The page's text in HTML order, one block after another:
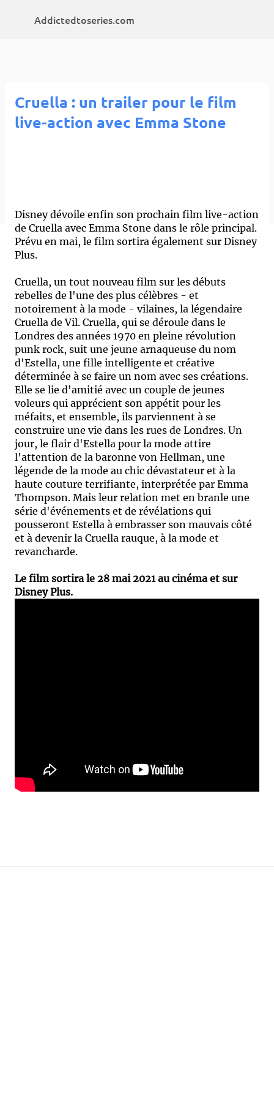
Accéder au contenu principal
Addictedtoseries.com
Cruella : un trailer pour le film
live-action avec Emma Stone
Disney dévoile enfin son prochain film live-action
de Cruella avec Emma Stone dans le rôle principal.
Prévu en mai, le film sortira également sur Disney
Plus.
Cruella, un tout nouveau film sur les débuts
rebelles de l'une des plus célèbres - et
notoirement à la mode - vilaines, la légendaire
Cruella de Vil. Cruella, qui se déroule dans le
Londres des années 1970 en pleine révolution
punk rock, suit une jeune arnaqueuse du nom
d'Estella, une fille intelligente et créative
déterminée à se faire un nom avec ses créations.
Elle se lie d'amitié avec un couple de jeunes
voleurs qui apprécient son appétit pour les
méfaits, et ensemble, ils parviennent à se
construire une vie dans les rues de Londres. Un
jour, le flair d'Estella pour la mode attire
l'attention de la baronne von Hellman, une
légende de la mode au chic dévastateur et à la
haute couture terrifiante, interprétée par Emma
Thompson. Mais leur relation met en branle une
série d'événements et de révélations qui
pousseront Estella à embrasser son mauvais côté
et à devenir la Cruella rauque, à la mode et
revancharde.
Le film sortira le 28 mai 2021 au cinéma et sur
Disney Plus.